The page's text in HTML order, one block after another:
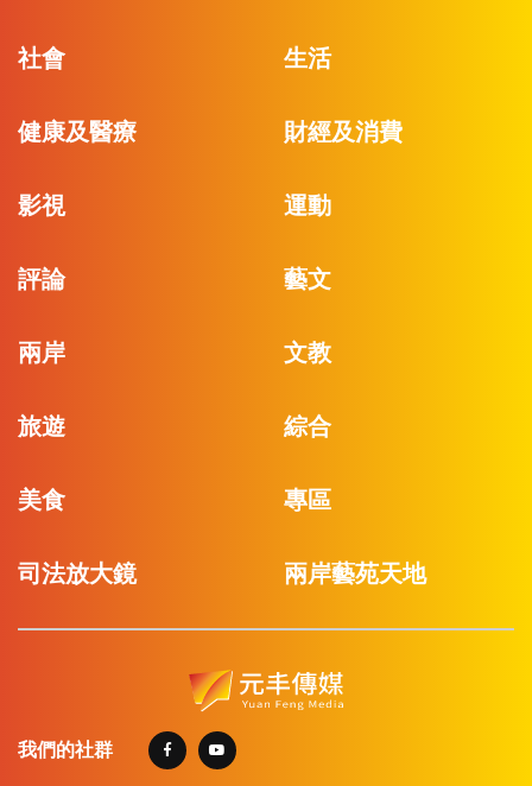
社會 生活
健康及醫療 財經及消費
影視 運動
評論 藝文
兩岸 文教
旅遊 綜合
美食 專區
司法放大鏡 兩岸藝苑天地
我們的社群